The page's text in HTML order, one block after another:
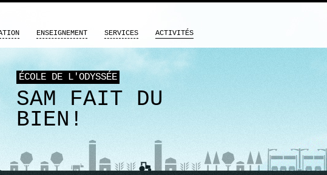
ÉCOLE DE L'ODYSSÉE
SAM FAIT DU
BIEN!
ENSEIGNEMENT SERVICES ACTIVITÉS